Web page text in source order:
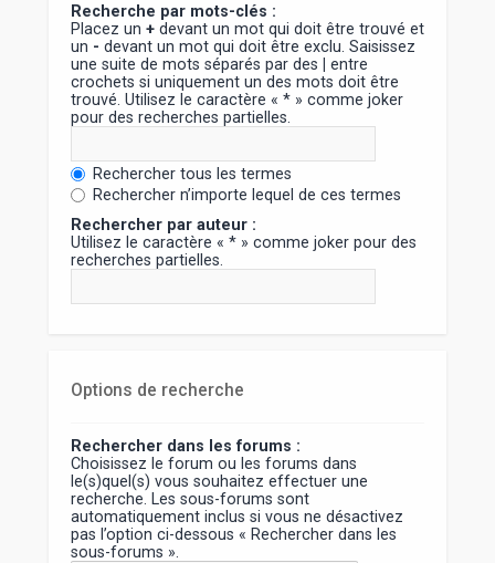
Recherche par mots-clés :
Placez un +devant un mot qui doit être trouvé et
un - devant un mot qui doit être exclu. Saisissez
une suite de mots séparés par des | entre
crochets si uniquement un des mots doit être
trouvé. Utilisez le caractère « * » comme joker
pour des recherches partielles.
Rechercher tous les termes
Rechercher n’importe lequel de ces termes
Rechercher par auteur :
Utilisez le caractère « * » comme joker pour des
recherches partielles.
Options de recherche
Rechercher dans les forums :
Choisissez le forum ou les forums dans
le(s)quel(s) vous souhaitez effectuer une
recherche. Les sous-forums sont
automatiquement inclus si vous ne désactivez
pas l’option ci-dessous « Rechercher dans les
sous-forums ».